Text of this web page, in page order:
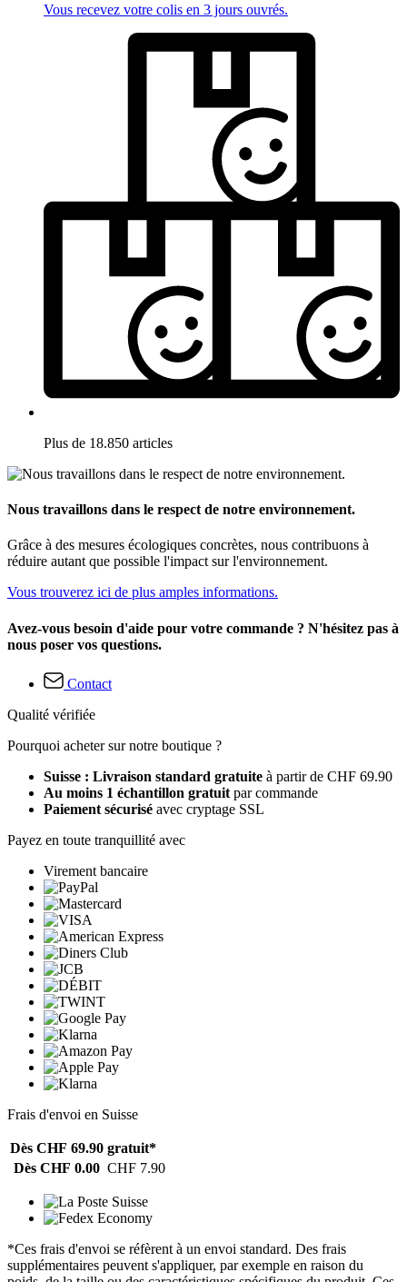
Vous recevez votre colis en 3 jours ouvrés.
Plus de 18.850 articles
Nous travaillons dans le respect de notre environnement.
Grâce à des mesures écologiques concrètes, nous contribuons à
réduire autant que possible l'impact sur l'environnement.
Vous trouverez ici de plus amples informations.
Avez-vous besoin d'aide pour votre commande ? N'hésitez pas à
nous poser vos questions.
Contact
Qualité vérifiée
Pourquoi acheter sur notre boutique ?
Suisse : Livraison standard gratuite à partir de CHF 69.90
Au moins 1 échantillon gratuit par commande
Paiement sécurisé avec cryptage SSL
Payez en toute tranquillité avec
Virement bancaire
Frais d'envoi en Suisse
Dès CHF 69.90 gratuit*
Dès CHF 0.00 CHF 7.90
*Ces frais d'envoi se réfèrent à un envoi standard. Des frais
supplémentaires peuvent s'appliquer, par exemple en raison du